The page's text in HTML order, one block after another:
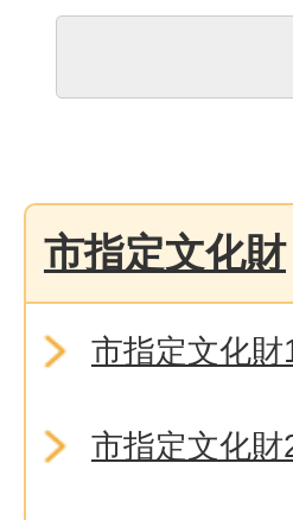
市指定文化財
市指定文化
市指定文化